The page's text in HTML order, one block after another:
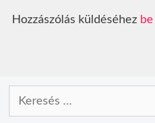
Hozzászólás küldéséhez